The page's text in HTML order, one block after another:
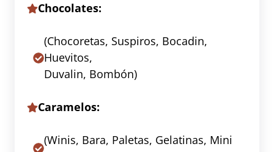
Chocolates:
(Chocoretas, Suspiros, Bocadin,
Huevitos,
Duvalin, Bombón)
Caramelos:
(Winis, Bara, Paletas, Gelatinas, Mini